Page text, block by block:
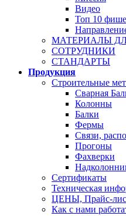
Видео
Топ 10
МАТЕРИАЛЫ
СОТРУДНИКИ
СТАНДАРТЫ
Продукция
Строительные
Сварная
Колонны
Балки
Фермы
Связи,
Прогоны
Фахверки
Сертификаты
Техническая
ЦЕНЫ, Прайс-
Как с нами